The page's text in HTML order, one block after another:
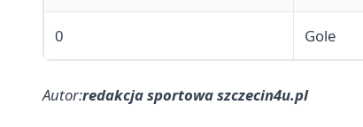
0 Gole
Autor:redakcja sportowa szczecin4u.pl